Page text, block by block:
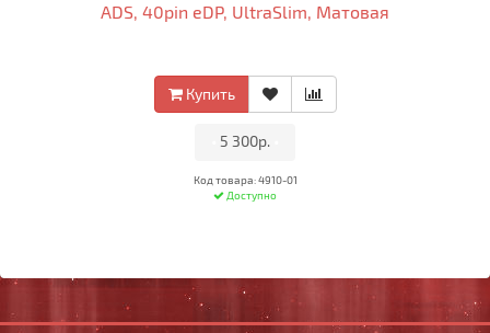
ADS, 40pin eDP, UltraSlim, Матовая
Купить
5 300р.
Код товара: 4910-01
Доступно